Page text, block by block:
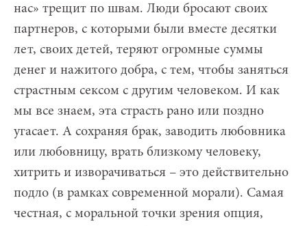
нас» трещит по швам. Люди бросают своих
партнеров, с которыми были вместе десятки
лет, своих детей, теряют огромные суммы
денег и нажитого добра, с тем, чтобы заняться
страстным сексом с другим человеком. И как
мы все знаем, эта страсть рано или поздно
угасает. А сохраняя брак, заводить любовника
или любовницу, врать близкому человеку,
хитрить и изворачиваться – это действительно
подло (в рамках современной морали). Самая
честная, с моральной точки зрения опция,